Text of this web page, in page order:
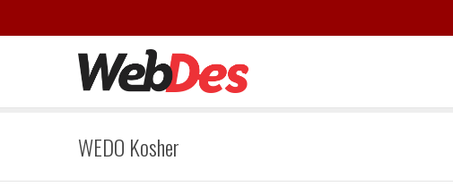
WEDO Kosher